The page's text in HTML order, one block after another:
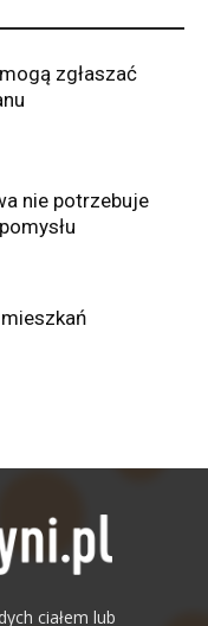
zgłaszać
nie potrzebuje
ciałem lub